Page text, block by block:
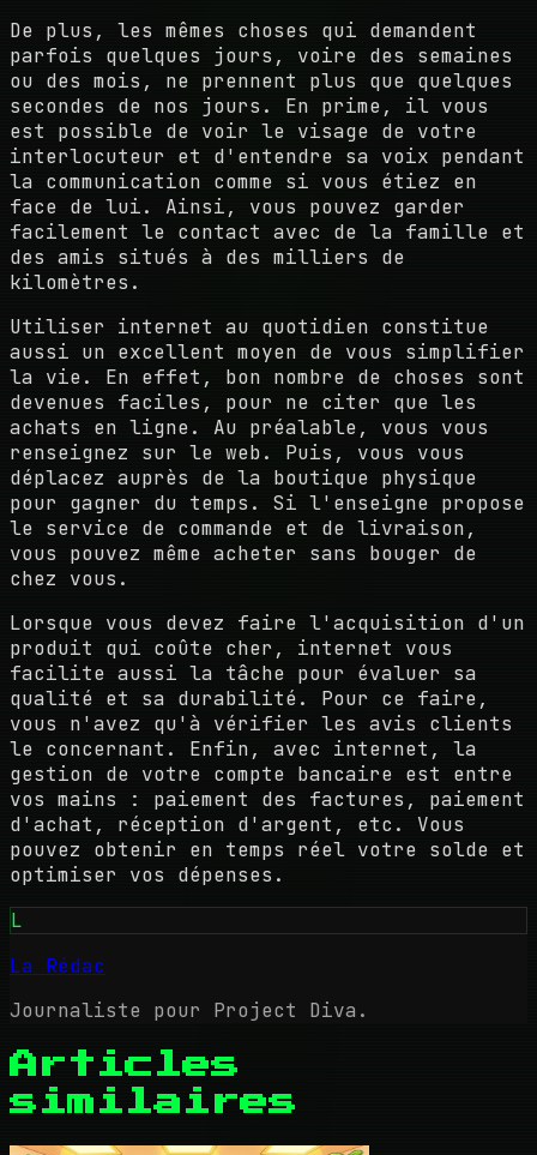
De plus, les mêmes choses qui demandent
parfois quelques jours, voire des semaines
ou des mois, ne prennent plus que quelques
secondes de nos jours. En prime, il vous
est possible de voir le visage de votre
interlocuteur et d'entendre sa voix pendant
la communication comme si vous étiez en
face de lui. Ainsi, vous pouvez garder
facilement le contact avec de la famille et
des amis situés à des milliers de
kilomètres.
Utiliser internet au quotidien constitue
aussi un excellent moyen de vous simplifier
la vie. En effet, bon nombre de choses sont
devenues faciles, pour ne citer que les
achats en ligne. Au préalable, vous vous
renseignez sur le web. Puis, vous vous
déplacez auprès de la boutique physique
pour gagner du temps. Si l'enseigne propose
le service de commande et de livraison,
vous pouvez même acheter sans bouger de
chez vous.
Lorsque vous devez faire l'acquisition d'un
produit qui coûte cher, internet vous
facilite aussi la tâche pour évaluer sa
qualité et sa durabilité. Pour ce faire,
vous n'avez qu'à vérifier les avis clients
le concernant. Enfin, avec internet, la
gestion de votre compte bancaire est entre
vos mains : paiement des factures, paiement
d'achat, réception d'argent, etc. Vous
pouvez obtenir en temps réel votre solde et
optimiser vos dépenses.
L
La Rédac
Journaliste pour Project Diva.
Articles
similaires